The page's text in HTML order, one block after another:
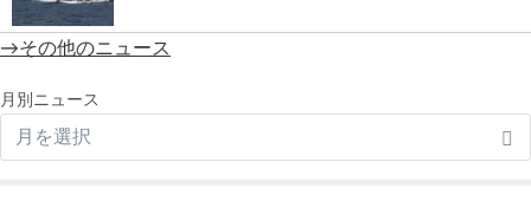
→その他のニュース
月別ニュース